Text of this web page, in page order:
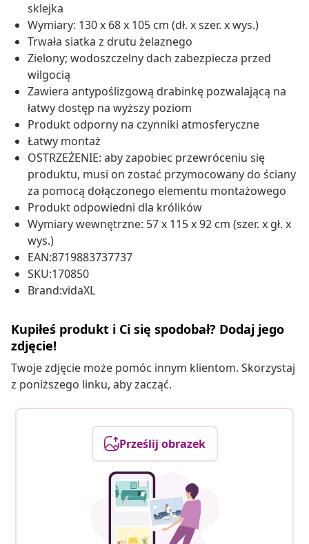
sklejka
Wymiary: 130 x 68 x 105 cm (dł. x szer. x wys.)
Trwała siatka z drutu żelaznego
Zielony; wodoszczelny dach zabezpiecza przed
wilgocią
Zawiera antypoślizgową drabinkę pozwalającą na
łatwy dostęp na wyższy poziom
Produkt odporny na czynniki atmosferyczne
Łatwy montaż
OSTRZEŻENIE: aby zapobiec przewróceniu się
produktu, musi on zostać przymocowany do ściany
za pomocą dołączonego elementu montażowego
Produkt odpowiedni dla królików
Wymiary wewnętrzne: 57 x 115 x 92 cm (szer. x gł. x
wys.)
EAN:8719883737737
SKU:170850
Brand:vidaXL
Kupiłeś produkt i Ci się spodobał? Dodaj jego
zdjęcie!
Twoje zdjęcie może pomóc innym klientom. Skorzystaj
z poniższego linku, aby zacząć.
Prześlij obrazek